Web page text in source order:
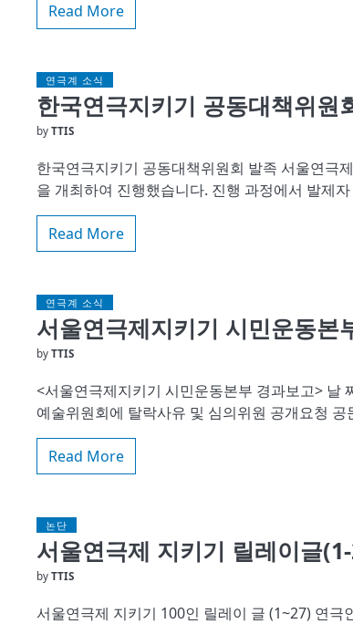
Read More
연극계 소식
한국연극지키기 공동대책위원
by TTIS
한국연극지키기 공동대책위원회 발족 서울연극
을 개최하여 진행했습니다. 진행 과정에서 발제
Read More
연극계 소식
서울연극제지키기 시민운동본
by TTIS
<서울연극제지키기 시민운동본부 경과보고> 날
예술위원회에 탈락사유 및 심의위원 공개요청
Read More
논단
서울연극제 지키기 릴레이글
by TTIS
서울연극제 지키기 100인 릴레이 글 (1~27) 연